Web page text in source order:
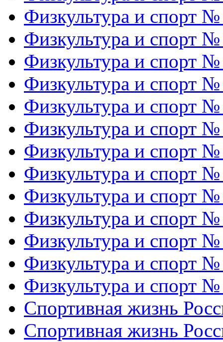
Физкультура и спорт
Физкультура и спорт
Физкультура и спорт
Физкультура и спорт
Физкультура и спорт
Физкультура и спорт
Физкультура и спорт
Физкультура и спорт
Физкультура и спорт
Физкультура и спорт
Физкультура и спорт
Физкультура и спорт
Физкультура и спорт
Спортивная жизнь
Спортивная жизнь